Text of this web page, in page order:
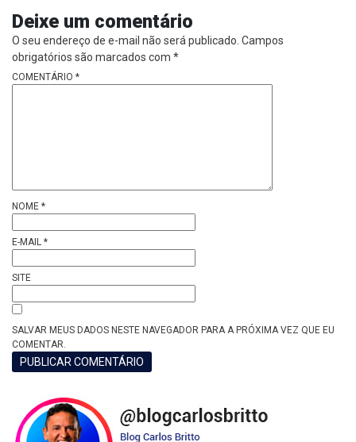
Deixe um comentário
O seu endereço de e-mail não será publicado. Campos
obrigatórios são marcados com *
COMENTÁRIO *
NOME *
E-MAIL *
SITE
SALVAR MEUS DADOS NESTE NAVEGADOR PARA A PRÓXIMA VEZ QUE EU
COMENTAR.